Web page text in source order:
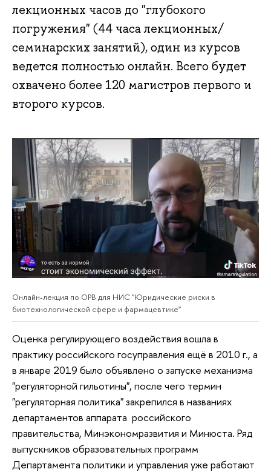
лекционных часов до "глубокого
погружения" (44 часа лекционных/
семинарских занятий), один из курсов
ведется полностью онлайн. Всего будет
охвачено более 120 магистров первого и
второго курсов.
Онлайн-лекция по ОРВ для НИС "Юридические риски в
биотехнологической сфере и фармацевтике"
Оценка регулирующего воздействия вошла в
практику российского госуправления ещё в 2010 г., а
в январе 2019 было объявлено о запуске механизма
"регуляторной гильотины", после чего термин
"регуляторная политика" закрепился в названиях
департаментов аппарата российского
правительства, Минэкономразвития и Минюста. Ряд
выпускников образовательных программ
Департамента политики и управления уже работают